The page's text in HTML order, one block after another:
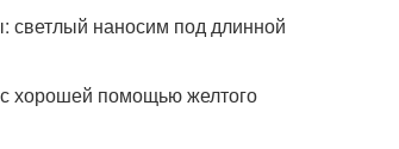
светлый наносим под длинной
хорошей помощью желтого